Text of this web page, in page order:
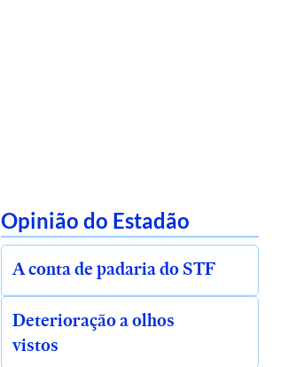
Opinião do Estadão
A conta de padaria do STF
Deterioração a olhos
vistos